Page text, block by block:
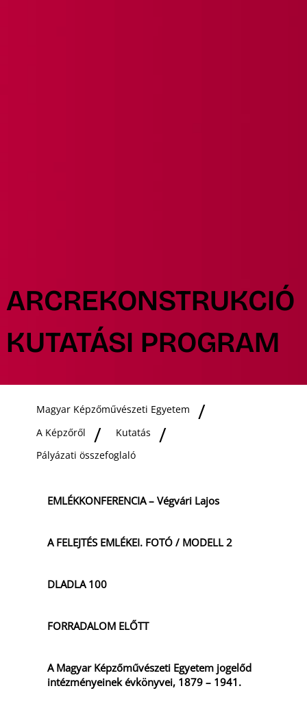
ARCREKONSTRUKCIÓ
KUTATÁSI PROGRAM
Magyar Képzőművészeti Egyetem
A Képzőről
Kutatás
Pályázati összefoglaló
EMLÉKKONFERENCIA – Végvári Lajos
A FELEJTÉS EMLÉKEI. FOTÓ / MODELL 2
DLADLA 100
FORRADALOM ELŐTT
A Magyar Képzőművészeti Egyetem jogelőd
intézményeinek évkönyvei, 1879 – 1941.